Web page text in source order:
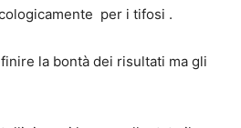
per i tifosi .
la bontà dei risultati ma gli